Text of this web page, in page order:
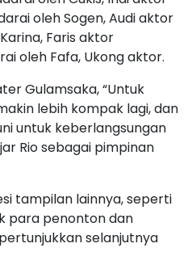
oleh Sogen, Audi aktor
Faris aktor
oleh Fafa, Ukong aktor.
Gulamsaka, “Untuk
lebih kompak lagi, dan
untuk keberlangsungan
Rio sebagai pimpinan
tampilan lainnya, seperti
para penonton dan
selanjutnya